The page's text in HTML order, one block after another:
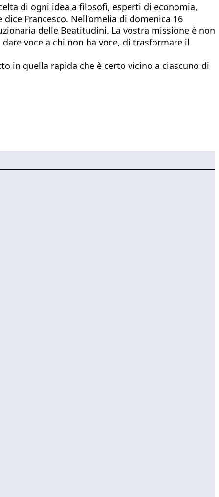
di ogni idea a filosofi, esperti di economia,
Francesco. Nell’omelia di domenica 16
delle Beatitudini. La vostra missione è non
voce a chi non ha voce, di trasformare il
in quella rapida che è certo vicino a ciascuno di